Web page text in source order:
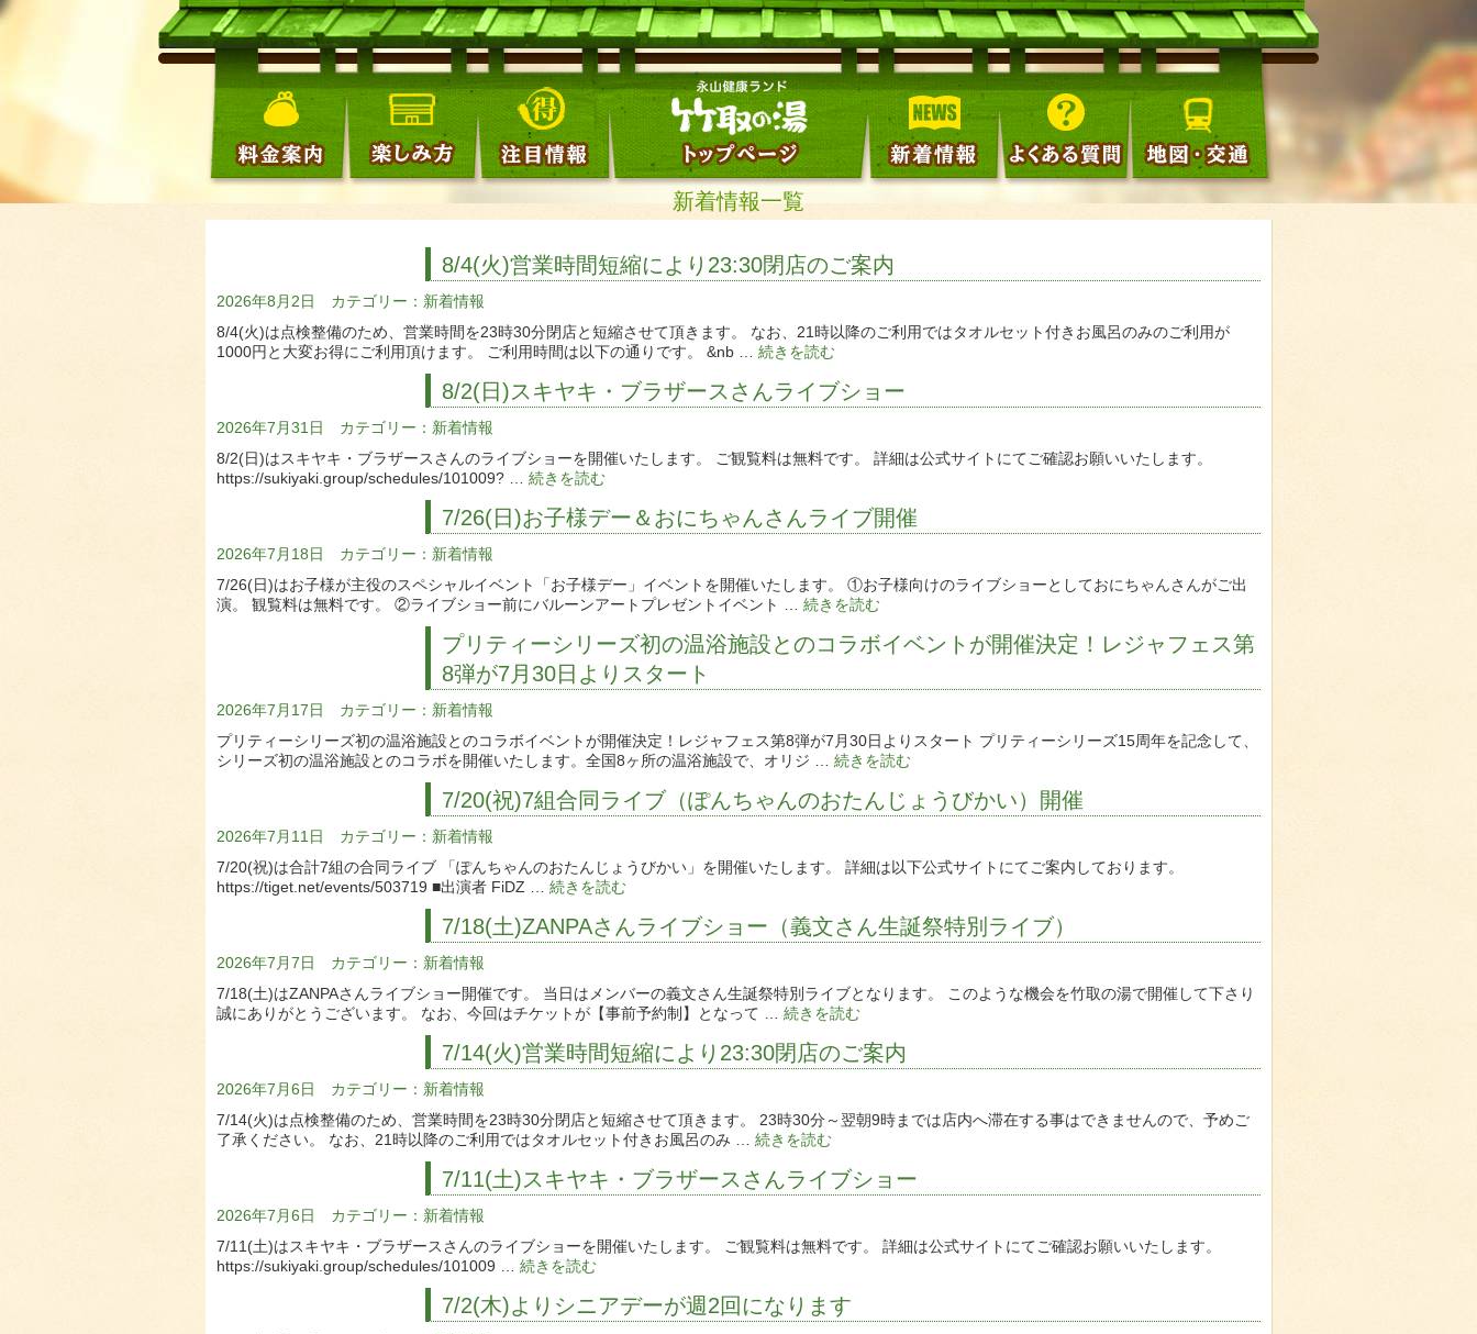
新着情報一覧
8/4(火)営業時間短縮により23:30閉店のご案内
2026年8月2日 カテゴリー： 新着情報
8/4(火)は点検整備のため、営業時間を23時30分閉店と短縮させて頂きます。 なお、21時以降のご利用ではタオルセット付きお風呂のみのご利用が
1000円と大変お得にご利用頂けます。 ご利用時間は以下の通りです。 &nb … 続きを読む
8/2(日)スキヤキ・ブラザースさんライブショー
2026年7月31日 カテゴリー： 新着情報
8/2(日)はスキヤキ・ブラザースさんのライブショーを開催いたします。 ご観覧料は無料です。 詳細は公式サイトにてご確認お願いいたします。
https://sukiyaki.group/schedules/101009? … 続きを読む
7/26(日)お子様デー＆おにちゃんさんライブ開催
2026年7月18日 カテゴリー： 新着情報
7/26(日)はお子様が主役のスペシャルイベント「お子様デー」イベントを開催いたします。 ①お子様向けのライブショーとしておにちゃんさんがご出
演。 観覧料は無料です。 ②ライブショー前にバルーンアートプレゼントイベント … 続きを読む
プリティーシリーズ初の温浴施設とのコラボイベントが開催決定！レジャフェス第
8弾が7月30日よりスタート
2026年7月17日 カテゴリー： 新着情報
プリティーシリーズ初の温浴施設とのコラボイベントが開催決定！レジャフェス第8弾が7月30日よりスタート プリティーシリーズ15周年を記念して、
シリーズ初の温浴施設とのコラボを開催いたします。全国8ヶ所の温浴施設で、オリジ … 続きを読む
7/20(祝)7組合同ライブ（ぽんちゃんのおたんじょうびかい）開催
2026年7月11日 カテゴリー： 新着情報
7/20(祝)は合計7組の合同ライブ 「ぽんちゃんのおたんじょうびかい」を開催いたします。 詳細は以下公式サイトにてご案内しております。
https://tiget.net/events/503719 ■出演者 FiDZ … 続きを読む
7/18(土)ZANPAさんライブショー（義文さん生誕祭特別ライブ）
2026年7月7日 カテゴリー： 新着情報
7/18(土)はZANPAさんライブショー開催です。 当日はメンバーの義文さん生誕祭特別ライブとなります。 このような機会を竹取の湯で開催して下さり
誠にありがとうございます。 なお、今回はチケットが【事前予約制】となって … 続きを読む
7/14(火)営業時間短縮により23:30閉店のご案内
2026年7月6日 カテゴリー： 新着情報
7/14(火)は点検整備のため、営業時間を23時30分閉店と短縮させて頂きます。 23時30分～翌朝9時までは店内へ滞在する事はできませんので、予めご
了承ください。 なお、21時以降のご利用ではタオルセット付きお風呂のみ … 続きを読む
7/11(土)スキヤキ・ブラザースさんライブショー
2026年7月6日 カテゴリー： 新着情報
7/11(土)はスキヤキ・ブラザースさんのライブショーを開催いたします。 ご観覧料は無料です。 詳細は公式サイトにてご確認お願いいたします。
https://sukiyaki.group/schedules/101009 … 続きを読む
7/2(木)よりシニアデーが週2回になります